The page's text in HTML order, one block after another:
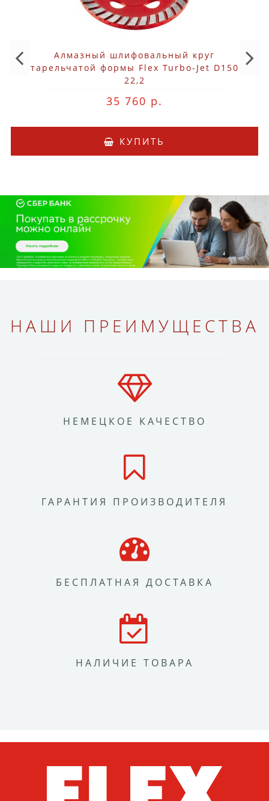
Алмазный шлифовальный круг
тарельчатой формы Flex Turbo-Jet D150
22,2
35 760 р.
КУПИТЬ
НАШИ ПРЕИМУЩЕСТВА
НЕМЕЦКОЕ КАЧЕСТВО
ГАРАНТИЯ ПРОИЗВОДИТЕЛЯ
БЕСПЛАТНАЯ ДОСТАВКА
НАЛИЧИЕ ТОВАРА